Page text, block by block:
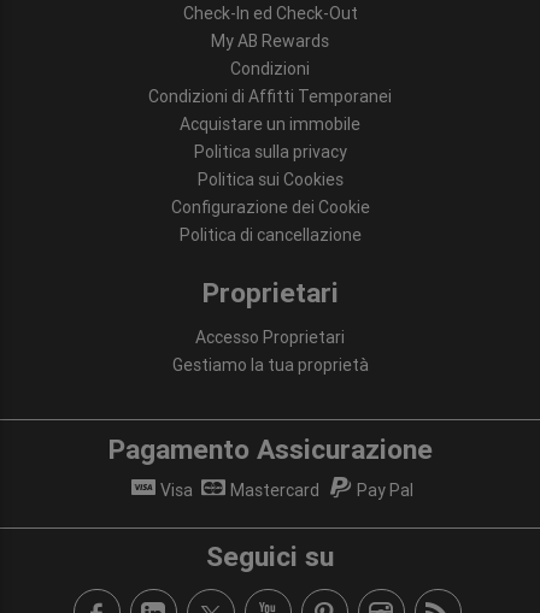
Check-In ed Check-Out
My AB Rewards
Condizioni
Condizioni di Affitti Temporanei
Acquistare un immobile
Politica sulla privacy
Politica sui Cookies
Configurazione dei Cookie
Politica di cancellazione
Proprietari
Accesso Proprietari
Gestiamo la tua proprietà
Pagamento Assicurazione
Visa Mastercard Pay Pal
Seguici su